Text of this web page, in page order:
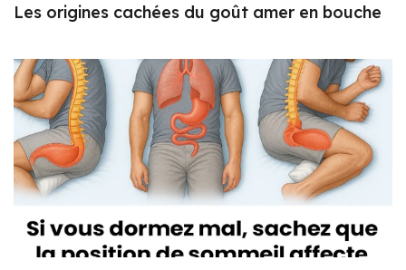
Les origines cachées du goût amer en bouche